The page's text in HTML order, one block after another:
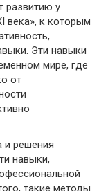
развитию у
века», к которым
Эти навыки
мире, где
от
и решения
навыки,
такие методы